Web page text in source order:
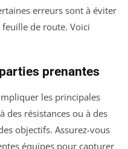
erreurs sont à éviter
de route. Voici
prenantes
les principales
des résistances ou à des
objectifs. Assurez-vous
équipes pour capturer